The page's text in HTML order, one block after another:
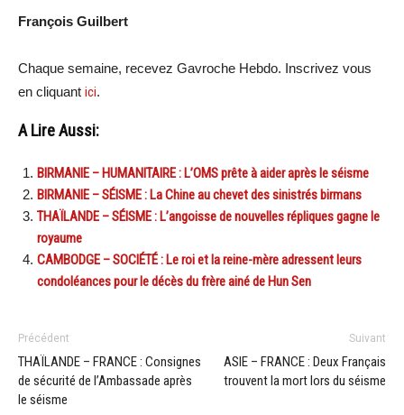
François Guilbert
Chaque semaine, recevez Gavroche Hebdo. Inscrivez vous
en cliquant ici.
A Lire Aussi:
BIRMANIE – HUMANITAIRE : L’OMS prête à aider après le séisme
BIRMANIE – SÉISME : La Chine au chevet des sinistrés birmans
THAÏLANDE – SÉISME : L’angoisse de nouvelles répliques gagne le
royaume
CAMBODGE – SOCIÉTÉ : Le roi et la reine-mère adressent leurs
condoléances pour le décès du frère ainé de Hun Sen
Précédent
THAÏLANDE – FRANCE : Consignes
de sécurité de l’Ambassade après
le séisme
Suivant
ASIE – FRANCE : Deux Français
trouvent la mort lors du séisme